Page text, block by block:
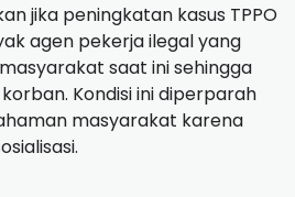
jika peningkatan kasus TPPO
agen pekerja ilegal yang
saat ini sehingga
Kondisi ini diperparah
masyarakat karena